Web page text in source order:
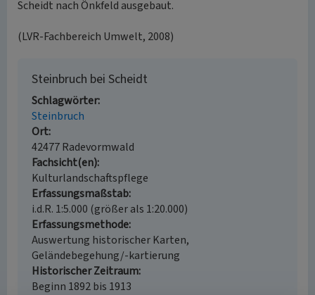
Scheidt nach Önkfeld ausgebaut.
(LVR-Fachbereich Umwelt, 2008)
Steinbruch bei Scheidt
Schlagwörter
Steinbruch
Ort
42477 Radevormwald
Fachsicht(en)
Kulturlandschaftspflege
Erfassungsmaßstab
i.d.R. 1:5.000 (größer als 1:20.000)
Erfassungsmethode
Auswertung historischer Karten,
Geländebegehung/-kartierung
Historischer Zeitraum
Beginn 1892 bis 1913